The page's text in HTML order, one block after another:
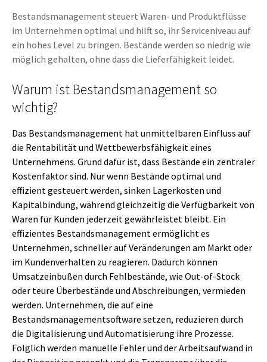
Bestandsmanagement steuert Waren- und Produktflüsse
im Unternehmen optimal und hilft so, ihr Serviceniveau auf
ein hohes Level zu bringen. Bestände werden so niedrig wie
möglich gehalten, ohne dass die Lieferfähigkeit leidet.
Warum ist Bestandsmanagement so
wichtig?
Das Bestandsmanagement hat unmittelbaren Einfluss auf
die Rentabilität und Wettbewerbsfähigkeit eines
Unternehmens. Grund dafür ist, dass Bestände ein zentraler
Kostenfaktor sind. Nur wenn Bestände optimal und
effizient gesteuert werden, sinken Lagerkosten und
Kapitalbindung, während gleichzeitig die Verfügbarkeit von
Waren für Kunden jederzeit gewährleistet bleibt. Ein
effizientes Bestandsmanagement ermöglicht es
Unternehmen, schneller auf Veränderungen am Markt oder
im Kundenverhalten zu reagieren. Dadurch können
Umsatzeinbußen durch Fehlbestände, wie Out-of-Stock
oder teure Überbestände und Abschreibungen, vermieden
werden. Unternehmen, die auf eine
Bestandsmanagementsoftware setzen, reduzieren durch
die Digitalisierung und Automatisierung ihre Prozesse.
Folglich werden manuelle Fehler und der Arbeitsaufwand in